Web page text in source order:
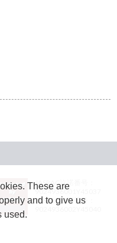
JASRAC許諾番号：
9024936001Y45037
JASRAC許諾番号：
These are
and to give us
used.